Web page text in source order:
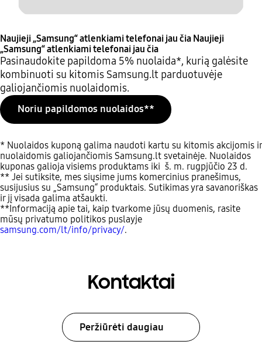
Naujieji „Samsung“ atlenkiami telefonai jau čia Naujieji
„Samsung“ atlenkiami telefonai jau čia
Pasinaudokite papildoma 5% nuolaida*, kurią galėsite
kombinuoti su kitomis Samsung.lt parduotuvėje
galiojančiomis nuolaidomis.
Noriu papildomos nuolaidos**
* Nuolaidos kuponą galima naudoti kartu su kitomis akcijomis ir
nuolaidomis galiojančiomis Samsung.lt svetainėje. Nuolaidos
kuponas galioja visiems produktams iki š. m. rugpjūčio 23 d.
** Jei sutiksite, mes siųsime jums komercinius pranešimus,
susijusius su „Samsung“ produktais. Sutikimas yra savanoriškas
ir jį visada galima atšaukti.
**Informaciją apie tai, kaip tvarkome jūsų duomenis, rasite
mūsų privatumo politikos puslayje
samsung.com/lt/info/privacy/.
Kontaktai
Peržiūrėti daugiau